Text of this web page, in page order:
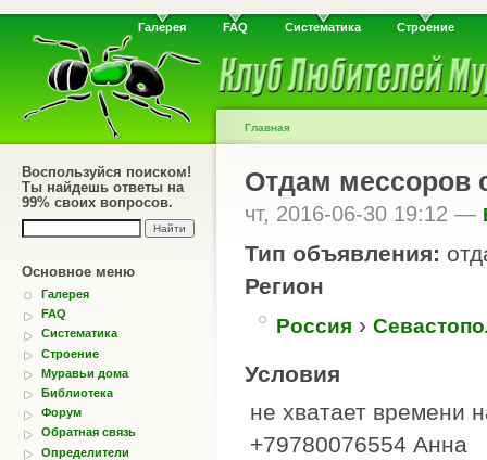
Галерея FAQ Систематика Строение
Воспользуйся поиском!
Ты найдешь ответы на
99% своих вопросов.
Основное меню
Галерея
FAQ
Систематика
Строение
Муравьи дома
Библиотека
Форум
Обратная связь
Определители
Главная
Отдам мессоров
чт, 2016-06-30 19:12 —
Тип объявления:
Регион
Россия ›
Условия
не хватает времени
+79780076554 Анна